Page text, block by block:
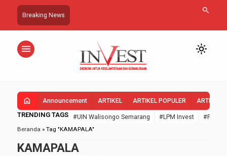
Breaking News search
menu light_mode
home Announcement ARTIKEL ARTIKEL POPULER ARTIKEL
TRENDING TAGS #UIN Walisongo Semarang #LPM Invest
#FEBI
Beranda » Tag "KAMAPALA"
KAMAPALA